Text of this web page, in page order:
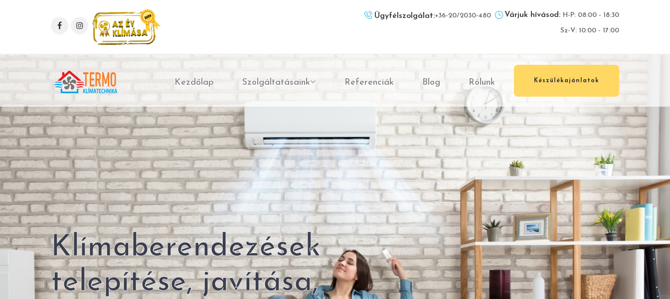
Ügyfélszolgálat:+36-20/2030-480 Várjuk hívásod: H-P: 08:00 - 18:30
Sz-V: 10:00 - 17:00
Kezdőlap Szolgáltatásaink Referenciák Blog Rólunk Készülékajánlatok
Klímaberendezések
telepítése, javítása,